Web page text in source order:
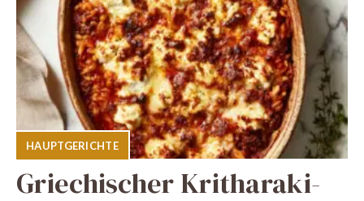
HAUPTGERICHTE
Griechischer Kritharaki-